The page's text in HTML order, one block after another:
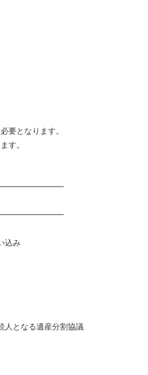
要となります。
す。
込み
人となる遺産分割協議